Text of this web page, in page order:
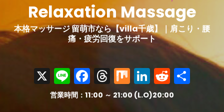
Relaxation Massage
本格マッサージ 留萌市なら【villa千歳】｜肩こり・腰
痛・疲労回復をサポート
X LineFacebook
Threads
MixLinkedIn
Reddit
共
営業時間：11:00 ～ 21:00 (L.O)20:00